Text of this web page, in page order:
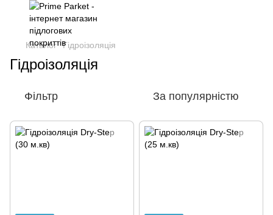
Каталог Гідроізоляція
Гідроізоляція
Фільтр За популярністю